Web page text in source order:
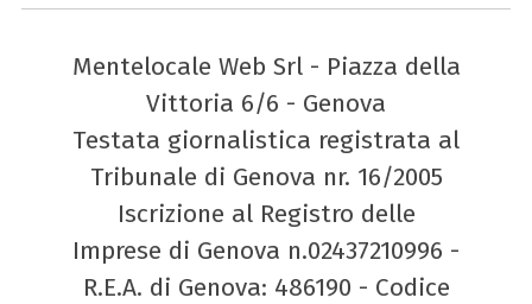
Mentelocale Web Srl - Piazza della
Vittoria 6/6 - Genova
Testata giornalistica registrata al
Tribunale di Genova nr. 16/2005
Iscrizione al Registro delle
Imprese di Genova n.02437210996 -
R.E.A. di Genova: 486190 - Codice